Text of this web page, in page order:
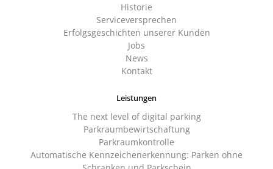
Historie
Serviceversprechen
Erfolgsgeschichten unserer Kunden
Jobs
News
Kontakt
Leistungen
The next level of digital parking
Parkraumbewirtschaftung
Parkraumkontrolle
Automatische Kennzeichenerkennung: Parken ohne